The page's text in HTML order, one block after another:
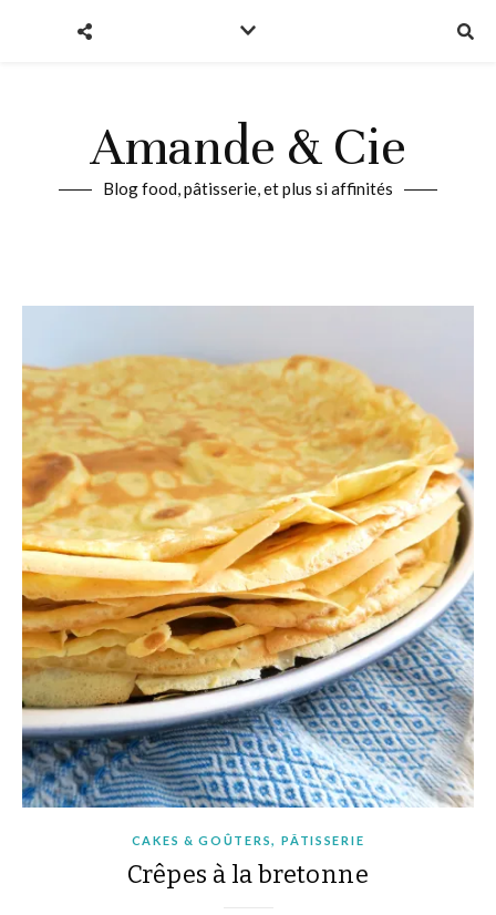
Amande & Cie
Blog food, pâtisserie, et plus si affinités
CAKES & GOÛTERS,PÂTISSERIE
Crêpes à la bretonne